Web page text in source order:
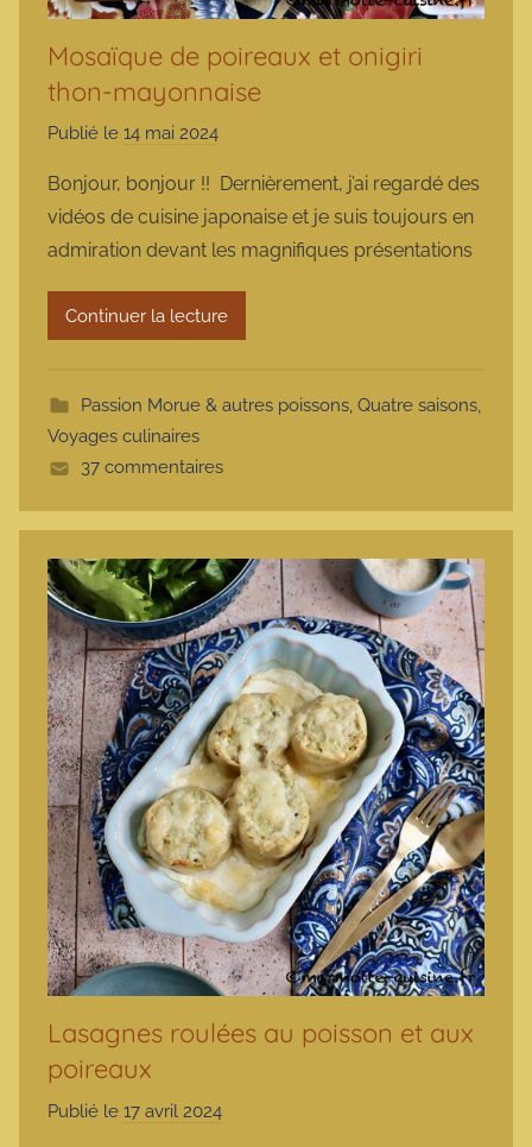
Mosaïque de poireaux et onigiri
thon-mayonnaise
Publié le 14 mai 2024
r
m
a
r
m
t
Bonjour, bonjour !! Dernièrement, j’ai regardé des
vidéos de cuisine japonaise et je suis toujours en
admiration devant les magnifiques présentations
Continuer la lecture
Passion Morue & autres poissons, Quatre saisons,
Voyages culinaires
37 commentaires
Lasagnes roulées au poisson et aux
poireaux
Publié le 17 avril 2024